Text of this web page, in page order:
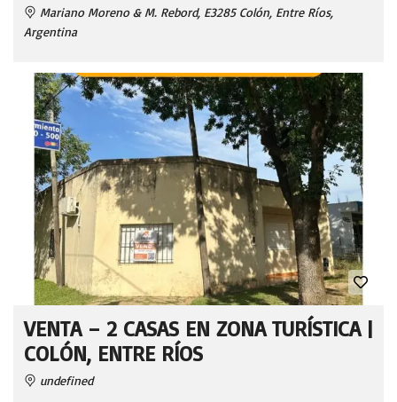
Mariano Moreno & M. Rebord, E3285 Colón, Entre Ríos,
Argentina
VENTA – 2 CASAS EN ZONA TURÍSTICA |
COLÓN, ENTRE RÍOS
undefined